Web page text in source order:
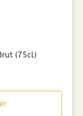
(75cl)